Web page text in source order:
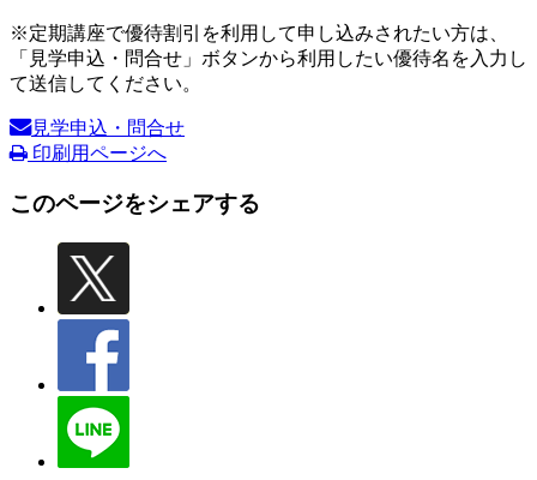
※定期講座で優待割引を利用して申し込みされたい方は、
「見学申込・問合せ」ボタンから利用したい優待名を入力し
て送信してください。
見学申込・問合せ
印刷用ページへ
このページをシェアする